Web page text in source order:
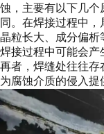
蚀，主要有以下几个
同。在焊接过程中，
晶粒长大、成分偏析
焊接过程中可能会产
再者，焊缝处往往存
为腐蚀介质的侵入提